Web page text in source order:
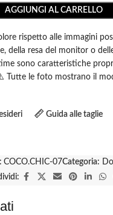
AGGIUNGI AL CARRELLO
rispetto alle immagini
della resa del monitor o
sono caratteristiche
Tutte le foto mostrano il
Guida alle taglie
COCO.CHIC-07Categoria: